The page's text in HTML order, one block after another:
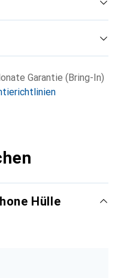
Garantie (Bring-In)
Hülle